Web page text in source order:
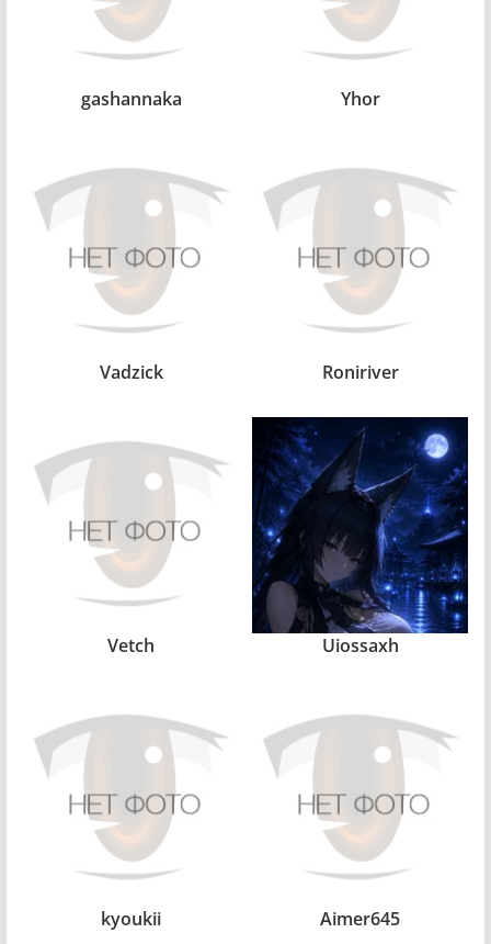
gashannaka Yhor
Vadzick Roniriver
Vetch Uiossaxh
kyoukii Aimer645